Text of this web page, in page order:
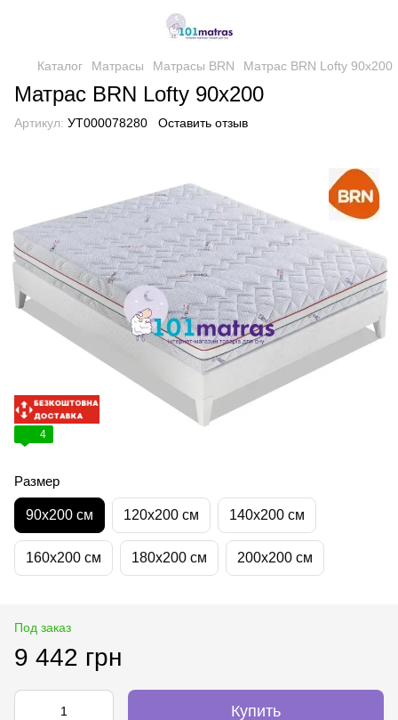
Каталог Матрасы Матрасы BRN Матрас BRN Lofty 90х200
Матрас BRN Lofty 90х200
Артикул: УТ000078280 Оставить отзыв
4
Размер
90х200 см 120х200 см 140х200 см
160х200 см 180х200 см 200х200 см
Под заказ
9 442 грн
Купить